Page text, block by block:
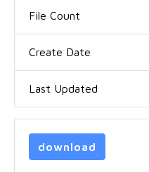
File Count
Create Date
Last Updated
download